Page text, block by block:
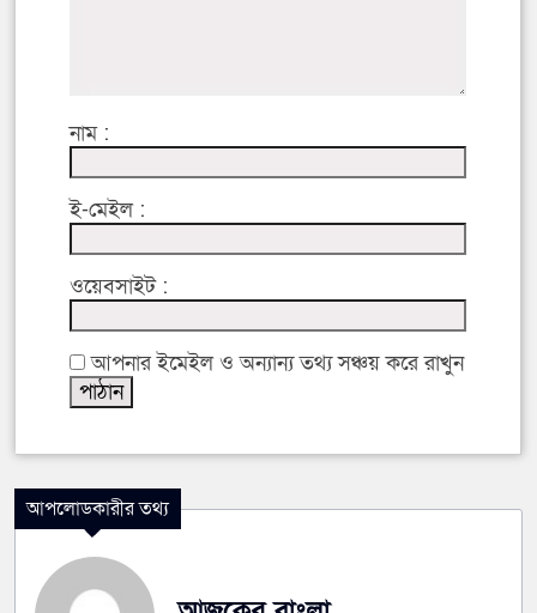
নাম :
ই-মেইল :
ওয়েবসাইট :
আপনার ইমেইল ও অন্যান্য তথ্য সঞ্চয় করে রাখুন
আপলোডকারীর তথ্য